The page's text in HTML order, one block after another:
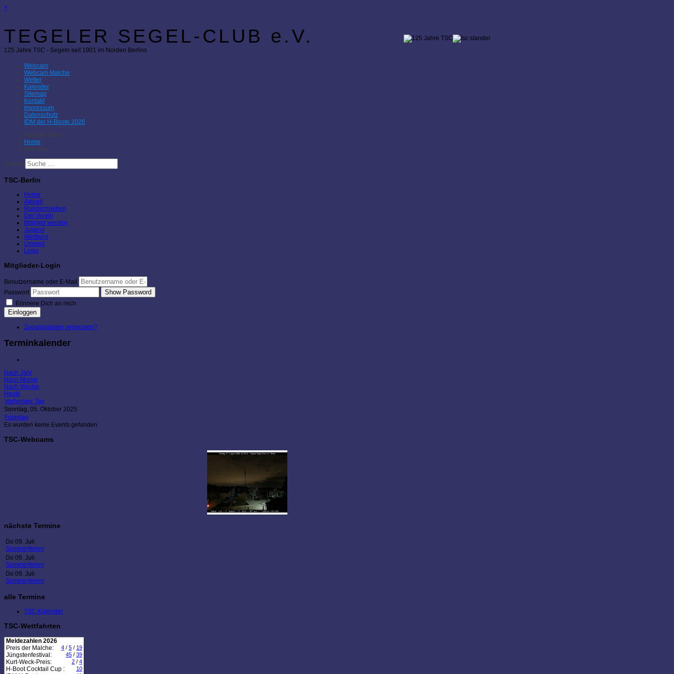
×
TEGELER SEGEL-CLUB e.V.
125 Jahre TSC - Segeln seit 1901 im Norden Berlins
Webcam
Webcam Malche
Wetter
Kalender
Sitemap
Kontakt
Impressum
Datenschutz
IDM der H-Boote 2026
Aktuelle Seite:
Home
Kalender
Suchen
TSC-Berlin
Home
Aktuell
Rundschreiben
Der Verein
Mitglied werden
Jugend
Wettfahrt
Umwelt
Links
Mitglieder-Login
Benutzername oder E-Mail
Passwort
Show Password
Erinnere Dich an mich
Einloggen
Zugangsdaten vergessen?
Terminkalender
Nach Jahr
Nach Monat
Nach Woche
Heute
Vorheriger Tag
Sonntag, 05. Oktober 2025
Folgetag
Es wurden keine Events gefunden
TSC-Webcams
nächste Termine
Do 09. Juli
Sommerferien
Do 09. Juli
Sommerferien
Do 09. Juli
Sommerferien
alle Termine
TSC-Kalender
TSC-Wettfahrten
Meldezahlen 2026
Preis der Malche:
4 / 5 / 19
Jüngstenfestival: 45 / 39
Kurt-Weck-Preis: 2 / 4
H-Boot Cocktail Cup : 10